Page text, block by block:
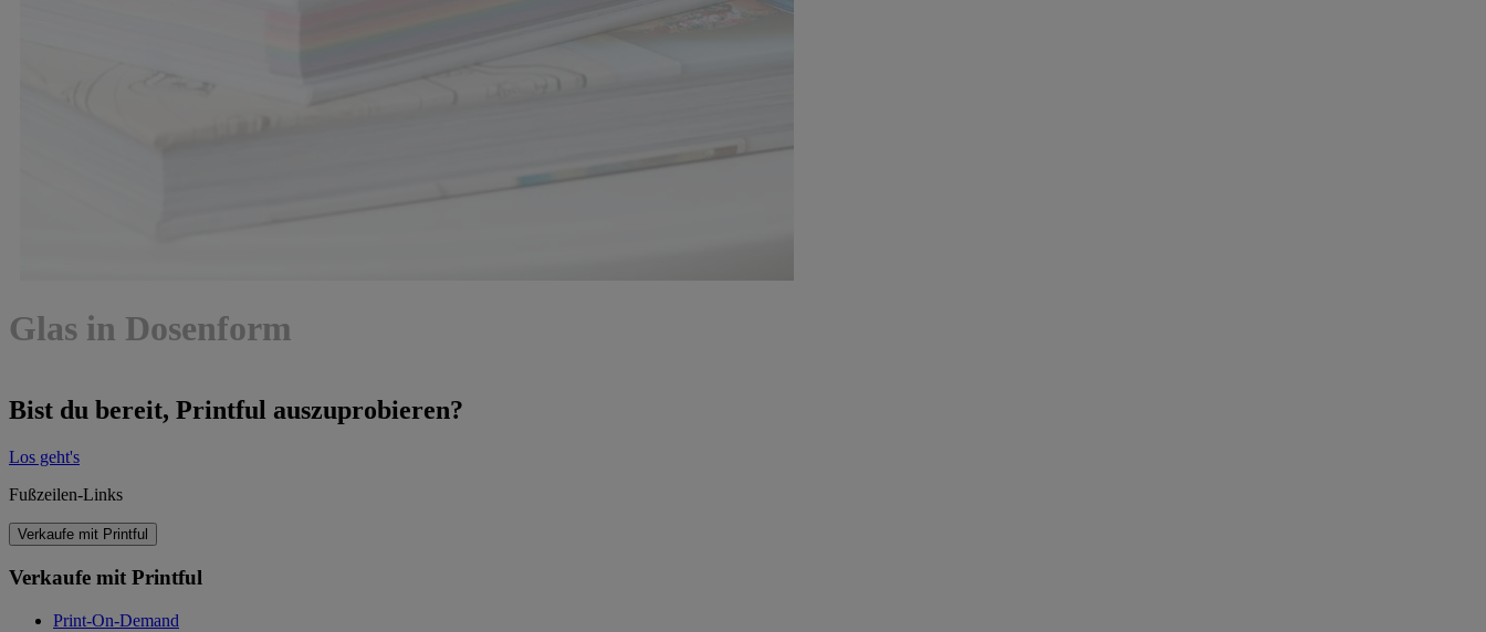
Glas in Dosenform
Bist du bereit, Printful auszuprobieren?
Los geht's
Fußzeilen-Links
Verkaufe mit Printful
Verkaufe mit Printful
Print-On-Demand